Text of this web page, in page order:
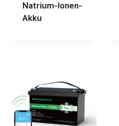
Natrium-Ionen-
Akku